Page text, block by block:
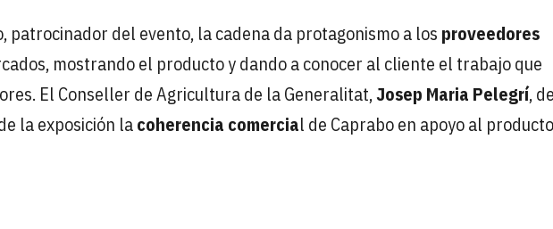
patrocinador del evento, la cadena da protagonismo a los proveedores
mostrando el producto y dando a conocer al cliente el trabajo que
El Conseller de Agricultura de la Generalitat,Josep Maria Pelegrí,
la exposición lacoherencia comercial de Caprabo en apoyo al